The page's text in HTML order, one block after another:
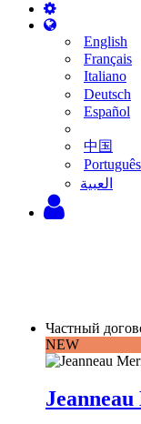
English
Français
Italiano
Deutsch
Español
中国
Português
‫العبية
Частный
NEW